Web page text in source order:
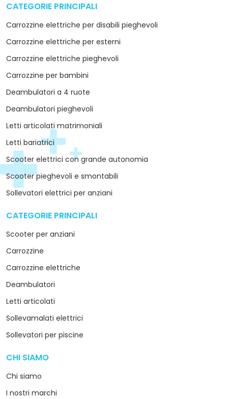
CATEGORIE PRINCIPALI
Carrozzine elettriche per disabili pieghevoli
Carrozzine elettriche per esterni
Carrozzine elettriche pieghevoli
Carrozzine per bambini
Deambulatori a 4 ruote
Deambulatori pieghevoli
Letti articolati matrimoniali
Letti bariatrici
Scooter elettrici con grande autonomia
Scooter pieghevoli e smontabili
Sollevatori elettrici per anziani
CATEGORIE PRINCIPALI
Scooter per anziani
Carrozzine
Carrozzine elettriche
Deambulatori
Letti articolati
Sollevamalati elettrici
Sollevatori per piscine
CHI SIAMO
Chi siamo
I nostri marchi